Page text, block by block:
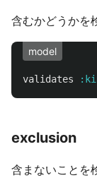
含むかどうかを
model
validates
exclusion
含まないことを